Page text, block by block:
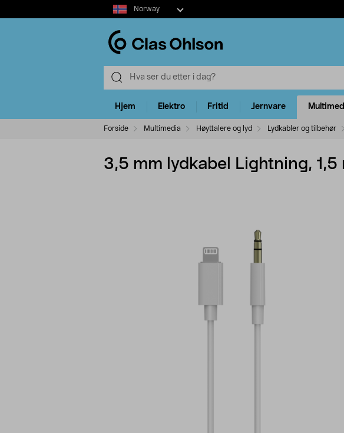
Select
market
Norway
Hjem Elektro Fritid Jernvare
Forside Multimedia Høyttalere og lyd Lydkabler og tilbehør
3,5 mm lydkabel Lightning, 1,5